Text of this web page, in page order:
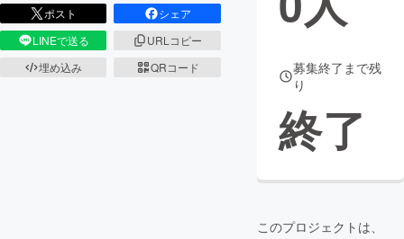
まちづくり・地域活性化
CAMPFIRE for Social Good
CAMPFIRE Creation
コミュニティ
ポスト
シェア
LINEで送る
URLコピー
埋め込み
QRコード
募集終了まで残
り
終了
このプロジェクトは、